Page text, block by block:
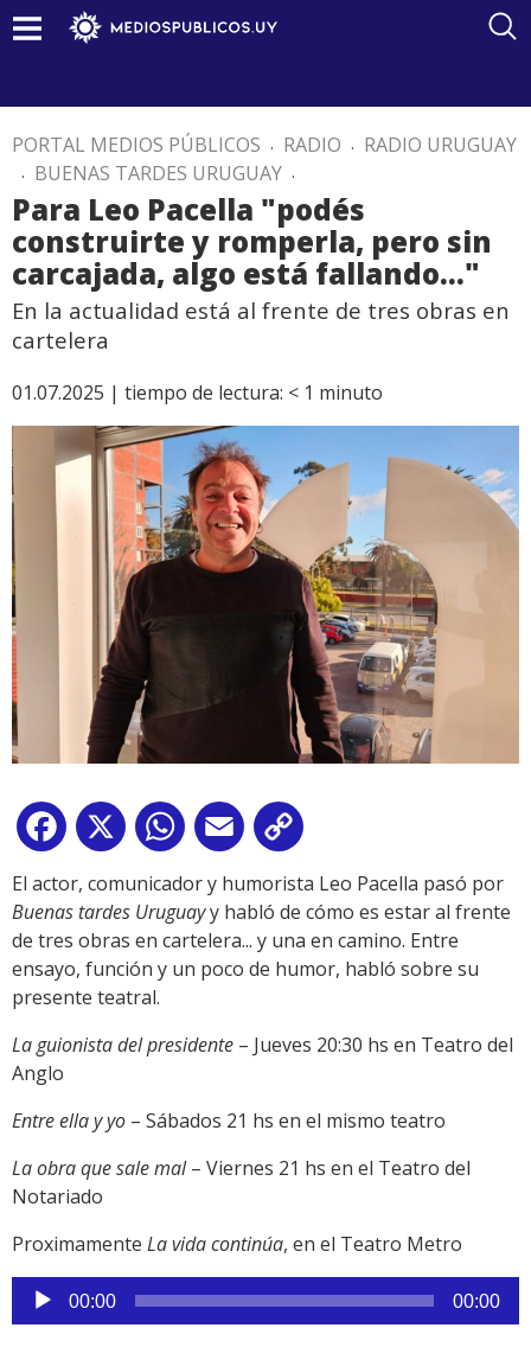
PORTAL MEDIOS PÚBLICOS . RADIO . RADIO URUGUAY
. BUENAS TARDES URUGUAY .
Para Leo Pacella "podés
construirte y romperla, pero sin
carcajada, algo está fallando..."
En la actualidad está al frente de tres obras en
cartelera
01.07.2025 | tiempo de lectura: < 1 minuto
Facebook
X WhatsApp
Email
Link
El actor, comunicador y humorista Leo Pacella pasó por
Buenas tardes Uruguayy habló de cómo es estar al frente
de tres obras en cartelera... y una en camino. Entre
ensayo, función y un poco de humor, habló sobre su
presente teatral.
La guionista del presidente – Jueves 20:30 hs en Teatro del
Anglo
Entre ella y yo – Sábados 21 hs en el mismo teatro
La obra que sale mal– Viernes 21 hs en el Teatro del
Notariado
Proximamente La vida continúa, en el Teatro Metro
Reproductor
de
00:00 00:00